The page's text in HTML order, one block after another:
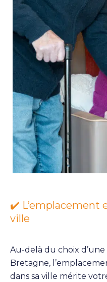
✔️ L’emplacement
ville
Au-delà du choix
Bretagne,
dans sa ville mérite